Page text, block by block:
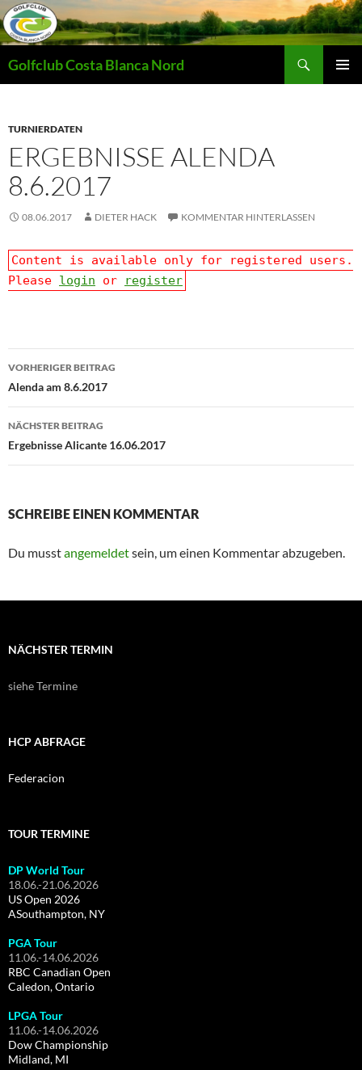
Zum
Inhalt
springen
Golfclub Costa Blanca Nord
TURNIERDATEN
ERGEBNISSE ALENDA
8.6.2017
08.06.2017 DIETER HACK KOMMENTAR HINTERLASSEN
Content is available only for registered users.
Please login or register
Beitragsnavigation
VORHERIGER BEITRAG
Alenda am 8.6.2017
NÄCHSTER BEITRAG
Ergebnisse Alicante 16.06.2017
SCHREIBE EINEN KOMMENTAR
Du musstangemeldetsein, um einen Kommentar abzugeben.
NÄCHSTER TERMIN
siehe Termine
HCP ABFRAGE
Federacion
TOUR TERMINE
DP World Tour
18.06.-21.06.2026
US Open 2026
ASouthampton, NY
PGA Tour
11.06.-14.06.2026
RBC Canadian Open
Caledon, Ontario
LPGA Tour
11.06.-14.06.2026
Dow Championship
Midland, MI